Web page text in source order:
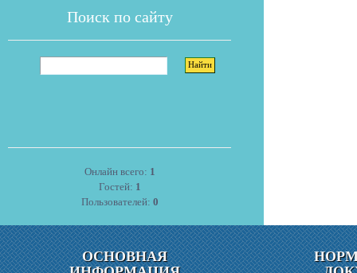
Поиск по сайту
Онлайн всего: 1
Гостей: 1
Пользователей: 0
ОСНОВНАЯ